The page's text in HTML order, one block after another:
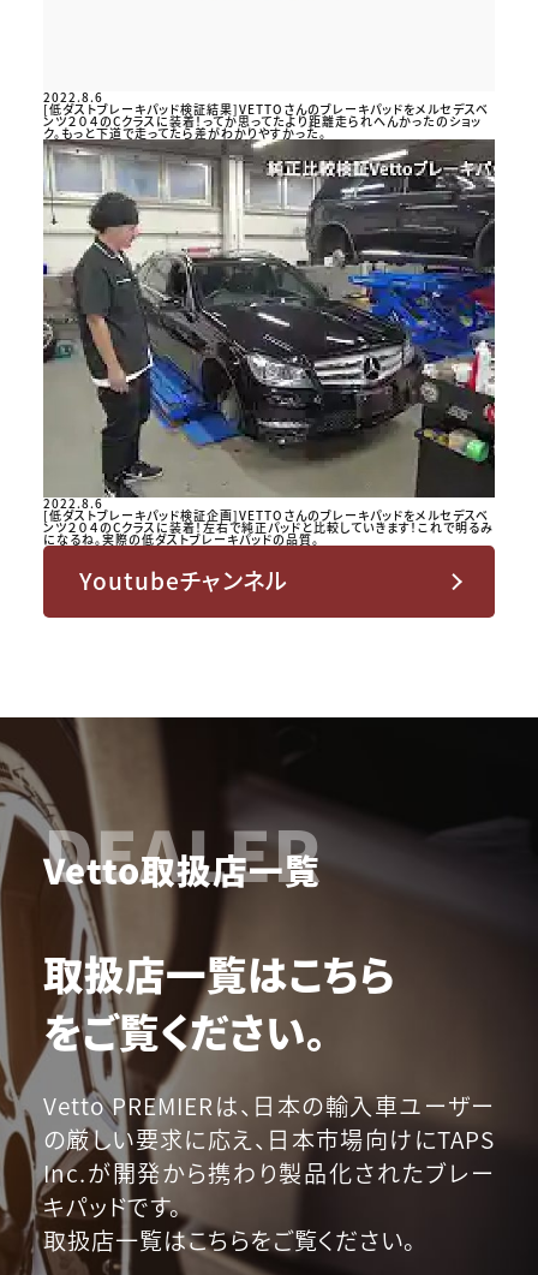
2022.8.6
[低ダストブレーキパッド検証結果]VETTOさんのブレーキパッドをメルセデスベ
ンツ２０４のCクラスに装着！ってか思ってたより距離走られへんかったのショッ
ク。もっと下道で走ってたら差がわかりやすかった。
2022.8.6
[低ダストブレーキパッド検証企画]VETTOさんのブレーキパッドをメルセデスベ
ンツ２０４のCクラスに装着！左右で純正パッドと比較していきます！これで明るみ
になるね。実際の低ダストブレーキパッドの品質。
Youtubeチャンネル
DEALER
Vetto取扱店一覧
取扱店一覧はこちら
をご覧ください。
Vetto PREMIERは、日本の輸入車ユーザー
の厳しい要求に応え、日本市場向けにTAPS
Inc.が開発から携わり製品化されたブレー
キパッドです。
取扱店一覧はこちらをご覧ください。